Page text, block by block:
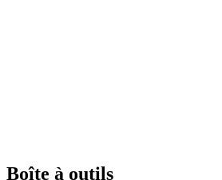
Boîte à outils